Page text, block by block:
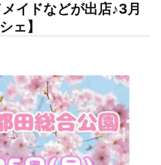
イドなどが出店♪3月
ェ】